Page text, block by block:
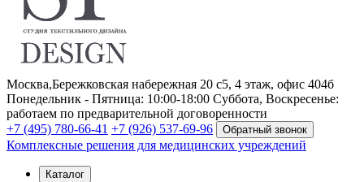
Москва,Бережковская набережная 20 с5, 4 этаж, офис 404б
Понедельник - Пятница: 10:00-18:00 Суббота, Воскресенье:
работаем по предварительной договоренности
+7 (495) 780-66-41 +7 (926) 537-69-96 Обратный звонок
Комплексные решения для медицинских учреждений
Каталог